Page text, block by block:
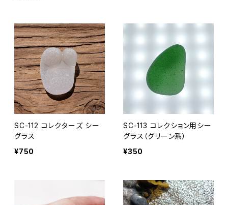
SC-112 コレクターズ シー
グラス
¥750
SC-113 コレクション用シー
グラス（グリーン系）
¥350